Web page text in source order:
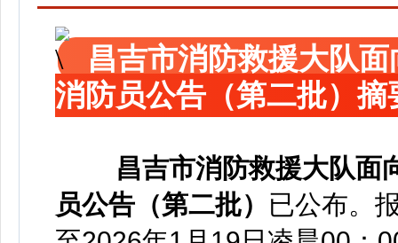
昌吉市消防救援大队
消防员公告（第二批）摘
昌吉市消防救援大队面
员公告（第二批） 已公布。